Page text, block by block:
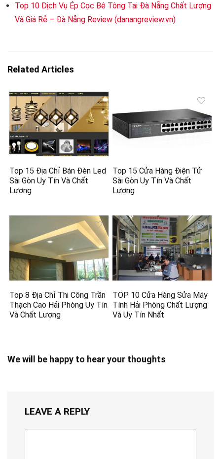
Top 10 Dịch Vụ Ép Cọc Bê Tông Tại Đà Nẵng Chất Lượng
Và Giá Rẻ – Đà Nẵng Review (danangreview.vn)
Related Articles
Top 15 Địa Chỉ Bán Đèn Led
Sài Gòn Uy Tín Và Chất
Lượng
Top 15 Cửa Hàng Điện Tử
Sài Gòn Uy Tín Và Chất
Lượng
Top 8 Địa Chỉ Thi Công Trần
Thạch Cao Hải Phòng Uy Tín
Và Chất Lượng
TOP 10 Cửa Hàng Sửa Máy
Tính Hải Phòng Chất Lượng
Và Uy Tín Nhất
We will be happy to hear your thoughts
LEAVE A REPLY